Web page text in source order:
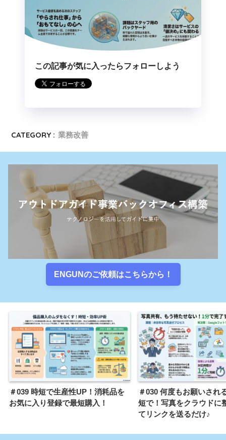
この記事が気に入ったらフォローしよう
CATEGORY : 業務改善
ENGUNのご依頼はこちらから！
＃039 時短で生産性UP！消耗品を
お気に入り登録で最短購入！
＃030 何度もお願いされ
短で！写真をクラウドに
てリンクを送るだけ♪